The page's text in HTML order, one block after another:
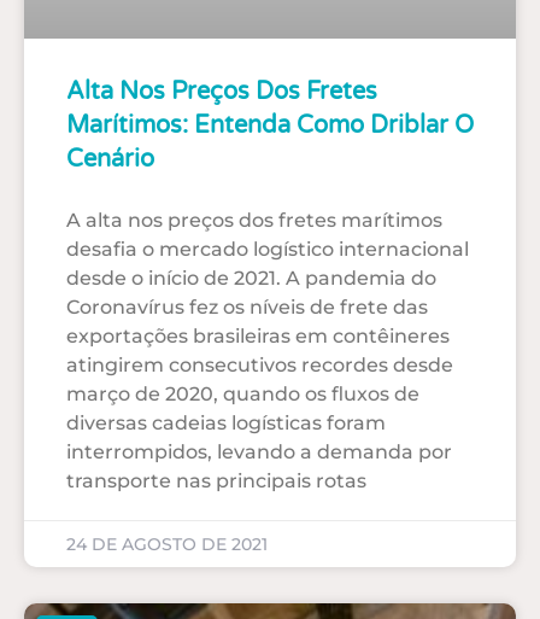
Alta Nos Preços Dos Fretes
Marítimos: Entenda Como Driblar O
Cenário
A alta nos preços dos fretes marítimos
desafia o mercado logístico internacional
desde o início de 2021. A pandemia do
Coronavírus fez os níveis de frete das
exportações brasileiras em contêineres
atingirem consecutivos recordes desde
março de 2020, quando os fluxos de
diversas cadeias logísticas foram
interrompidos, levando a demanda por
transporte nas principais rotas
24 DE AGOSTO DE 2021